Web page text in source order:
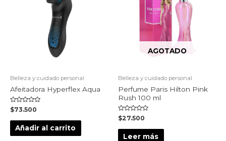
Belleza y cuidado personal
Afeitadora Hyperflex Aqua
Valorado
en
0
$73.500
Añadir al carrito
AGOTADO
Belleza y cuidado personal
Perfume Paris Hilton Pink
Rush 100 ml
Valorado
en
0
$27.500
Leer más